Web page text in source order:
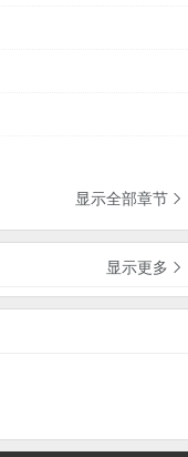
显示全部章节
显示更多 